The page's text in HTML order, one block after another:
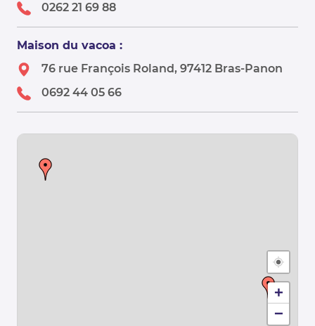
0262 21 69 88
Maison du vacoa :
76 rue François Roland, 97412 Bras-Panon
0692 44 05 66
+
−